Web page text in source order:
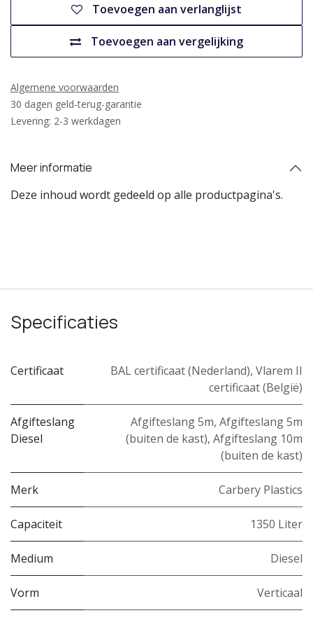
Toevoegen aan vergelijking
Toevoegen aan verlanglijst
Algemene voorwaarden
30 dagen geld-terug-garantie
Levering: 2-3 werkdagen
Meer informatie
Deze inhoud wordt gedeeld op alle productpagina's.
Specificaties
Certificaat BAL certificaat (Nederland), Vlarem II
certificaat (België)
Afgifteslang
Diesel
Afgifteslang 5m, Afgifteslang 5m
(buiten de kast), Afgifteslang 10m
(buiten de kast)
Merk Carbery Plastics
Capaciteit 1350 Liter
Medium Diesel
Vorm Verticaal